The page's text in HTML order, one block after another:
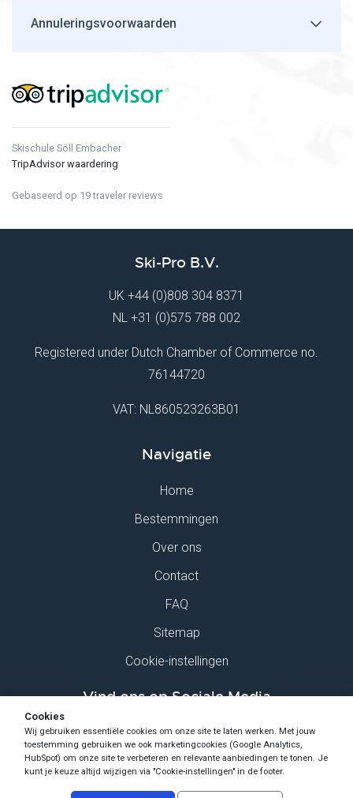
Annuleringsvoorwaarden
Skischule Söll Embacher
TripAdvisor waardering
Gebaseerd op 19 traveler reviews
Ski-Pro B.V.
UK +44 (0)808 304 8371
NL +31 (0)575 788 002
Registered under Dutch Chamber of Commerce no.
76144720
VAT: NL860523263B01
Navigatie
Home
Bestemmingen
Over ons
Contact
FAQ
Sitemap
Cookie-instellingen
Vind ons op Sociale Media
Cookies
Wij gebruiken essentiële cookies om onze site te laten werken. Met jouw
toestemming gebruiken we ook marketingcookies (Google Analytics,
HubSpot) om onze site te verbeteren en relevante aanbiedingen te tonen. Je
kunt je keuze altijd wijzigen via "Cookie-instellingen" in de footer.